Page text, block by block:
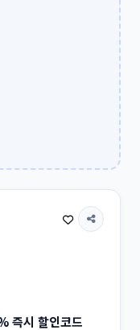
즉시 할인코드